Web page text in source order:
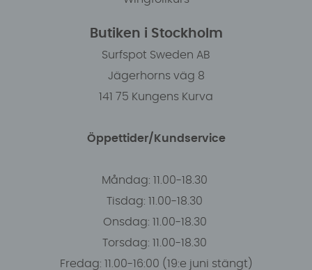
Butiken i Stockholm
Surfspot Sweden AB
Jägerhorns väg 8
141 75 Kungens Kurva
Öppettider/Kundservice
Måndag: 11.00-18.30
Tisdag: 11.00-18.30
Onsdag: 11.00-18.30
Torsdag: 11.00-18.30
Fredag: 11.00-16:00 (19:e juni stängt)